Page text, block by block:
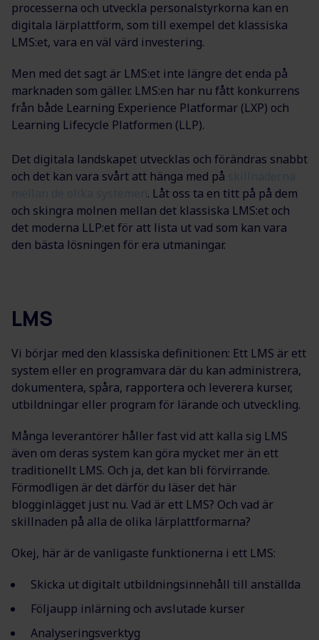
processerna och utveckla personalstyrkorna kan en
digitala lärplattform, som till exempel det klassiska
LMS:et, vara en väl värd investering.
Men med det sagt är LMS:et inte längre det enda på
marknaden som gäller. LMS:en har nu fått konkurrens
från både Learning Experience Platformar (LXP) och
Learning Lifecycle Platformen (LLP).
Det digitala landskapet utvecklas och förändras snabbt
och det kan vara svårt att hänga med på
. Låt oss ta en titt på på dem
och skingra molnen mellan det klassiska LMS:et och
det moderna LLP:et för att lista ut vad som kan vara
den bästa lösningen för era utmaningar.
LMS
Vi börjar med den klassiska definitionen: Ett LMS är ett
system eller en programvara där du kan administrera,
dokumentera, spåra, rapportera och leverera kurser,
utbildningar eller program för lärande och utveckling.
Många leverantörer håller fast vid att kalla sig LMS
även om deras system kan göra mycket mer än ett
traditionellt LMS. Och ja, det kan bli förvirrande.
Förmodligen är det därför du läser det här
blogginlägget just nu. Vad är ett LMS? Och vad är
skillnaden på alla de olika lärplattformarna?
Okej, här är de vanligaste funktionerna i ett LMS:
Skicka ut digitalt utbildningsinnehåll till anställda
Följaupp inlärning och avslutade kurser
Analyseringsverktyg